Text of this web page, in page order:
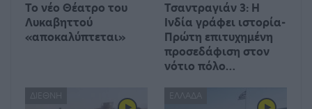
Το νέο Θέατρο του
Λυκαβηττού
«αποκαλύπτεται»
Τσαντραγιάν 3: Η
Ινδία γράφει ιστορία-
Πρώτη επιτυχημένη
προσεδάφιση στον
νότιο πόλο…
ΔΙΕΘΝΉ ΕΛΛΆΔΑ